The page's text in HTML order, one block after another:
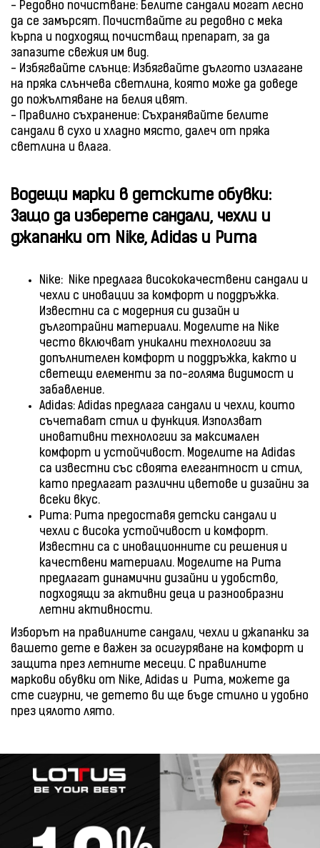
- Редовно почистване: Белите сандали могат лесно
да се замърсят. Почиствайте ги редовно с мека
кърпа и подходящ почистващ препарат, за да
запазите свежия им вид.
- Избягвайте слънце: Избягвайте дългото излагане
на пряка слънчева светлина, която може да доведе
до пожълтяване на белия цвят.
- Правилно съхранение: Съхранявайте белите
сандали в сухо и хладно място, далеч от пряка
светлина и влага.
Водещи марки в детските обувки:
Защо да изберете сандали, чехли и
джапанки от Nike, Adidas и Puma
Nike: Nike предлага висококачествени сандали и
чехли с иновации за комфорт и поддръжка.
Известни са с модерния си дизайн и
дълготрайни материали. Моделите на Nike
често включват уникални технологии за
допълнителен комфорт и поддръжка, както и
светещи елементи за по-голяма видимост и
забавление.
Adidas: Adidas предлага сандали и чехли, които
съчетават стил и функция. Използват
иновативни технологии за максимален
комфорт и устойчивост. Моделите на Adidas
са известни със своята елегантност и стил,
като предлагат различни цветове и дизайни за
всеки вкус.
Puma: Puma предоставя детски сандали и
чехли с висока устойчивост и комфорт.
Известни са с иновационните си решения и
качествени материали. Моделите на Puma
предлагат динамични дизайни и удобство,
подходящи за активни деца и разнообразни
летни активности.
Изборът на правилните сандали, чехли и джапанки за
вашето дете е важен за осигуряване на комфорт и
защита през летните месеци. С правилните
маркови обувки от Nike, Adidas и Puma, можете да
сте сигурни, че детето ви ще бъде стилно и удобно
през цялото лято.